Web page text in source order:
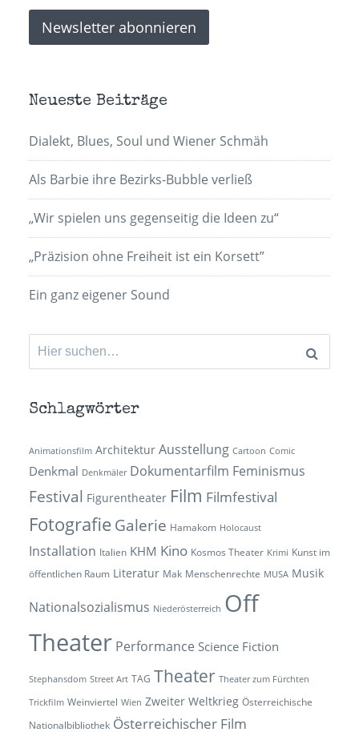
Neueste Beiträge
Dialekt, Blues, Soul und Wiener Schmäh
Als Barbie ihre Bezirks-Bubble verließ
„Wir spielen uns gegenseitig die Ideen zu“
„Präzision ohne Freiheit ist ein Korsett”
Ein ganz eigener Sound
Suchen
nach:
Schlagwörter
Animationsfilm Architektur Ausstellung Cartoon Comic
Denkmal Denkmäler Dokumentarfilm Feminismus
Festival Figurentheater Film Filmfestival
Fotografie Galerie Hamakom Holocaust
Installation Italien KHM Kino Kosmos Theater Krimi Kunst im
öffentlichen Raum Literatur Mak Menschenrechte MUSA Musik
Nationalsozialismus Niederösterreich Off
Theater Performance Science Fiction
Stephansdom Street Art TAG Theater Theater zum Fürchten
Trickfilm Weinviertel Wien Zweiter Weltkrieg Österreichische
Nationalbibliothek Österreichischer Film